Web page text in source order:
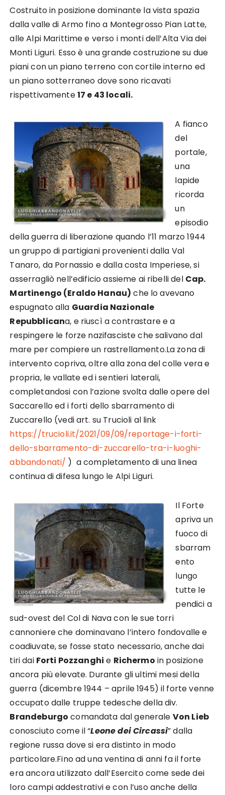
Costruito in posizione dominante la vista spazia
dalla valle di Armo fino a Montegrosso Pian Latte,
alle Alpi Marittime e verso i monti dell’Alta Via dei
Monti Liguri. Esso è una grande costruzione su due
piani con un piano terreno con cortile interno ed
un piano sotterraneo dove sono ricavati
rispettivamente17 e 43 locali.
A fianco
del
portale,
una
lapide
ricorda
un
episodio
della guerra di liberazione quando l’11 marzo 1944
un gruppo di partigiani provenienti dalla Val
Tanaro, da Pornassio e dalla costa Imperiese, si
asserragliò nell’edificio assieme ai ribelli del Cap.
Martinengo (Eraldo Hanau) che lo avevano
espugnato alla Guardia Nazionale
Repubblicana, e riuscì a contrastare e a
respingere le forze nazifasciste che salivano dal
mare per compiere un rastrellamento.La zona di
intervento copriva, oltre alla zona del colle vera e
propria, le vallate ed i sentieri laterali,
completandosi con l’azione svolta dalle opere del
Saccarello ed i forti dello sbarramento di
Zuccarello (vedi art. su Trucioli al link
https://trucioli.it/2021/09/09/reportage-i-forti-
dello-sbarramento-di-zuccarello-tra-i-luoghi-
abbandonati/ ) a completamento di una linea
continua di difesa lungo le Alpi Liguri.
Il Forte
apriva un
fuoco di
sbarram
ento
lungo
tutte le
pendici a
sud-ovest del Col di Nava con le sue torri
cannoniere che dominavano l’intero fondovalle e
coadiuvate, se fosse stato necessario, anche dai
tiri dai Forti Pozzanghi e Richermo in posizione
ancora più elevate. Durante gli ultimi mesi della
guerra (dicembre 1944 – aprile 1945) il forte venne
occupato dalle truppe tedesche della div.
Brandeburgo comandata dal generale Von Lieb
conosciuto come il “Leone dei Circassi” dalla
regione russa dove si era distinto in modo
particolare.Fino ad una ventina di anni fa il forte
era ancora utilizzato dall’Esercito come sede dei
loro campi addestrativi e con l’uso anche della